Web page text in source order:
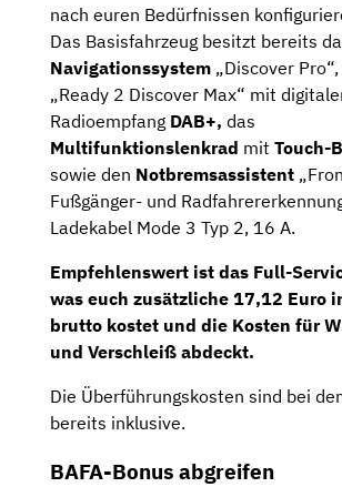
nach euren Bedürfnissen
Das Basisfahrzeug besitzt bereits
Navigationssystem „Discover
„Ready 2 Discover Max“ mit
Radioempfang DAB+, das
Multifunktionslenkrad mit Touch-
sowie den Notbremsassistent
Fußgänger- und
Ladekabel Mode 3 Typ 2, 16 A.
Empfehlenswert ist das Full-
was euch zusätzliche 17,12 Euro
brutto kostet und die Kosten für
und Verschleiß abdeckt.
Die Überführungskosten sind bei
bereits inklusive.
BAFA-Bonus abgreifen